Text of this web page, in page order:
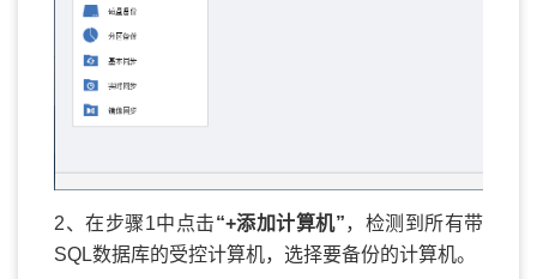
2、在步骤1中点击“+添加计算机”，检测到所有带
SQL数据库的受控计算机，选择要备份的计算机。